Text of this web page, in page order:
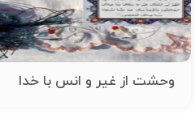
وحشت از غیر و انس با خدا